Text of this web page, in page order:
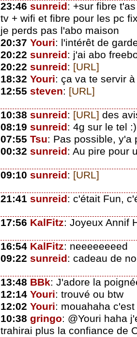
23:46 sunreid: +sur fibre
tv + wifi et fibre pour les pc
je perds pas l'abo maison
20:37 Youri: l'intérêt de
20:22 sunreid: j'ai abo
20:22 sunreid: [URL]
18:32 Youri: ça va te servir
12:55 steven: [URL]
10:38 sunreid: [URL] des
08:19 sunreid: 4g sur le tel
07:55 Tsu: Pas possible, y'a
00:32 sunreid: Au pire pour
09:10 sunreid: [URL]
21:41 sunreid: c'était Fun,
17:56 KalFitz: Joyeux Annif
16:54 KalFitz: neeeeeeeed
09:22 sunreid: cadeau de
13:48 BBk: J'adore la
12:14 Youri: trouvé ou btw
12:02 Youri: mouahaha
10:38 gringo: @Youri haha
trahirai plus la confiance de